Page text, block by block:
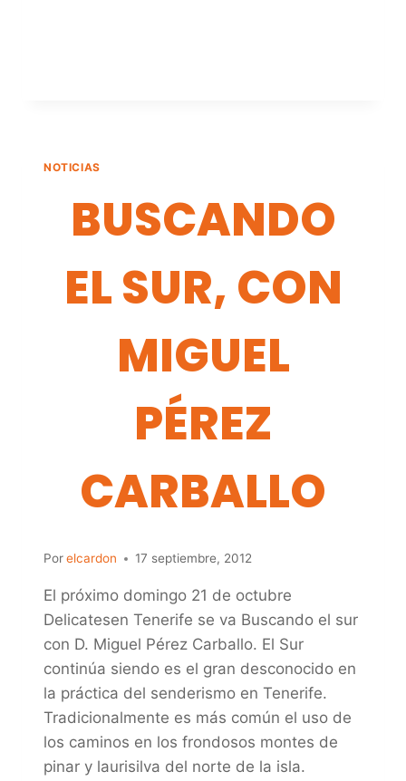
NOTICIAS
BUSCANDO
EL SUR, CON
MIGUEL
PÉREZ
CARBALLO
Porelcardon 17 septiembre, 2012
El próximo domingo 21 de octubre
Delicatesen Tenerife se va Buscando el sur
con D. Miguel Pérez Carballo. El Sur
continúa siendo es el gran desconocido en
la práctica del senderismo en Tenerife.
Tradicionalmente es más común el uso de
los caminos en los frondosos montes de
pinar y laurisilva del norte de la isla.